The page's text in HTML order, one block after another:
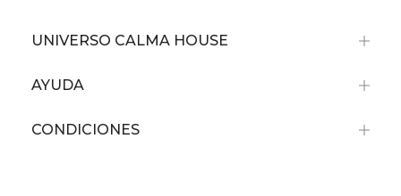
UNIVERSO CALMA HOUSE
AYUDA
CONDICIONES